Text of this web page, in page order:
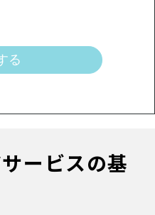
ービスの基